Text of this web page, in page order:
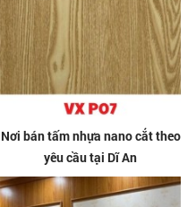
Nơi bán tấm nhựa nano cắt theo
yêu cầu tại Dĩ An